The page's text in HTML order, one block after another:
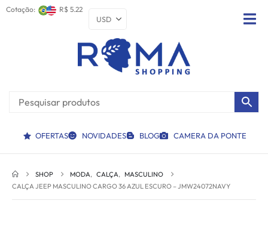
Cotação: R$ 5.22
OFERTAS NOVIDADES BLOG CAMERA DA PONTE
SHOP MODA, CALÇA, MASCULINO
CALÇA JEEP MASCULINO CARGO 36 AZUL ESCURO – JMW24072NAVY